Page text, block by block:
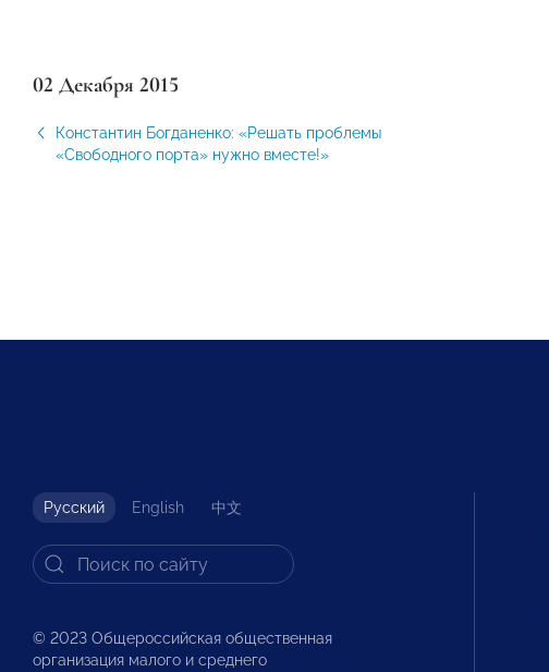
02 Декабря 2015
Константин Богданенко: «Решать проблемы
«Свободного порта» нужно вместе!»
Русский English 中文
© 2023 Общероссийская общественная
организация малого и среднего